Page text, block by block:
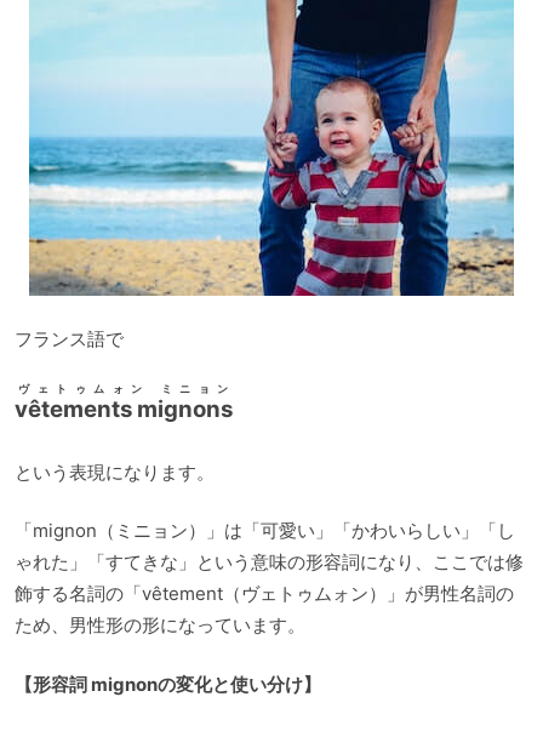
フランス語で
vêtements mignons
ヴェトゥムォン ミニョン
という表現になります。
「mignon（ミニョン）」は「可愛い」「かわいらしい」「し
ゃれた」「すてきな」という意味の形容詞になり、ここでは修
飾する名詞の「vêtement（ヴェトゥムォン）」が男性名詞の
ため、男性形の形になっています。
【形容詞 mignonの変化と使い分け】